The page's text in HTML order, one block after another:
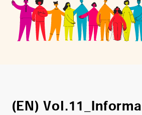
推進本部について
アクセス・お問い合わせ
(EN)